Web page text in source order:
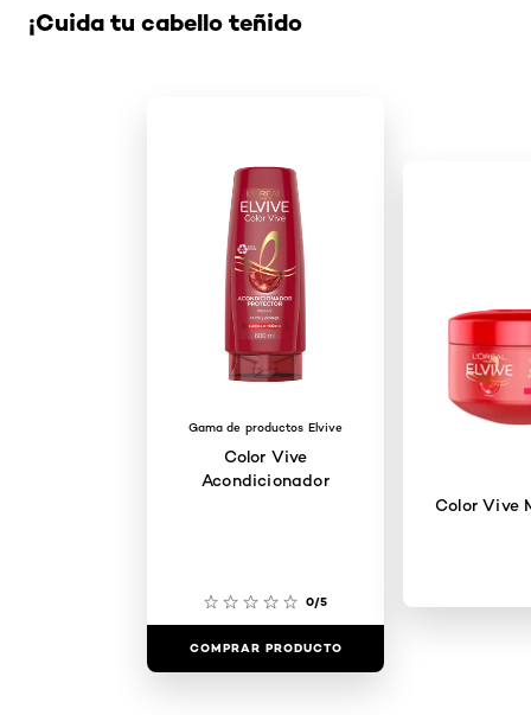
¡Cuida tu cabello teñido
Gama de productos Elvive
Color Vive
Acondicionador
0/5
COMPRAR PRODUCTO
Color Vive